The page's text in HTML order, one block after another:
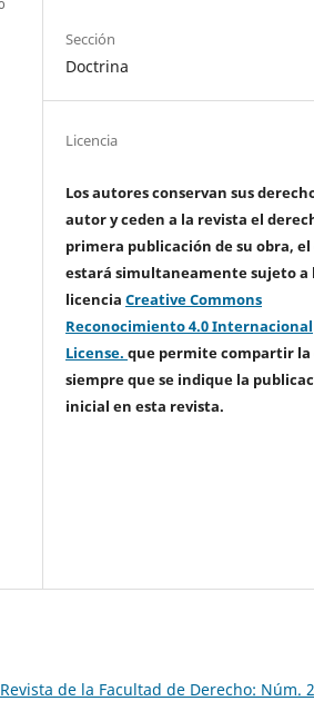
Sección
Doctrina
Licencia
Los autores conservan sus
autor y ceden a la revista el
primera publicación de su obra, el
estará simultaneamente sujeto a
licenciaCreative Commons
Reconocimiento 4.0 Internacional
License.que permite compartir la
siempre que se indique la
inicial en esta revista.
Revista de la Facultad de Derecho: Núm.